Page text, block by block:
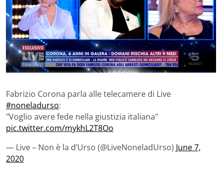
Fabrizio Corona parla alle telecamere di Live
#noneladurso:
"Voglio avere fede nella giustizia italiana"
pic.twitter.com/mykhL2T8Oo
— Live – Non è la d’Urso (@LiveNoneladUrso) June 7,
2020